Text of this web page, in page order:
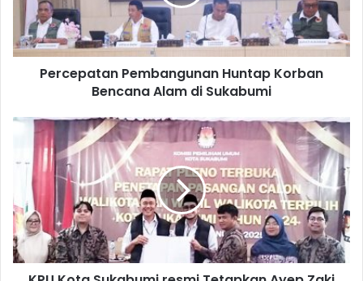
Percepatan Pembangunan Huntap Korban
Bencana Alam di Sukabumi